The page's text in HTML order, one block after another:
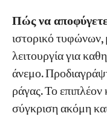
Πώς να
ιστορικό τυφώνων,
λειτουργία για
άνεμο.
ράγας. Το
σύγκριση ακόμη